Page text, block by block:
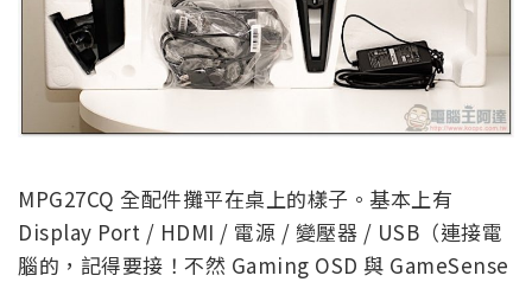
MPG27CQ 全配件攤平在桌上的樣子。基本上有
Display Port / HDMI / 電源 / 變壓器 / USB（連接電
腦的，記得要接！不然 Gaming OSD 與 GameSense